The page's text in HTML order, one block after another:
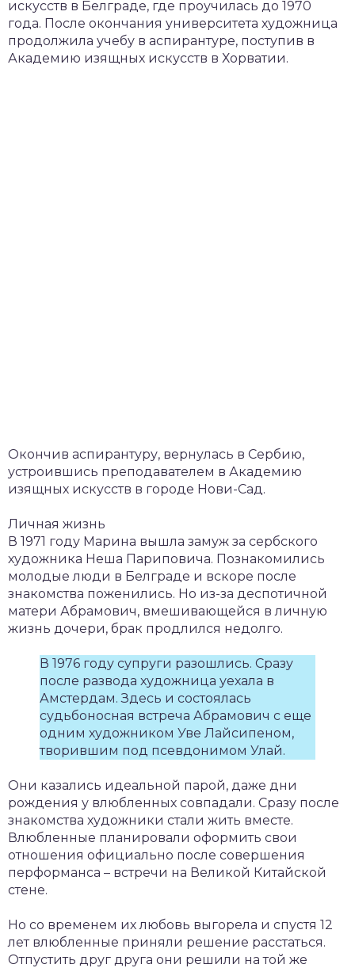
искусств в Белграде, где проучилась до 1970
года. После окончания университета художница
продолжила учебу в аспирантуре, поступив в
Академию изящных искусств в Хорватии.
Окончив аспирантуру, вернулась в Сербию,
устроившись преподавателем в Академию
изящных искусств в городе Нови-Сад.
Личная жизнь
В 1971 году Марина вышла замуж за сербского
художника Неша Париповича. Познакомились
молодые люди в Белграде и вскоре после
знакомства поженились. Но из-за деспотичной
матери Абрамович, вмешивающейся в личную
жизнь дочери, брак продлился недолго.
В 1976 году супруги разошлись. Сразу
после развода художница уехала в
Амстердам. Здесь и состоялась
судьбоносная встреча Абрамович с еще
одним художником Уве Лайсипеном,
творившим под псевдонимом Улай.
Они казались идеальной парой, даже дни
рождения у влюбленных совпадали. Сразу после
знакомства художники стали жить вместе.
Влюбленные планировали оформить свои
отношения официально после совершения
перформанса – встречи на Великой Китайской
стене.
Но со временем их любовь выгорела и спустя 12
лет влюбленные приняли решение расстаться.
Отпустить друг друга они решили на той же